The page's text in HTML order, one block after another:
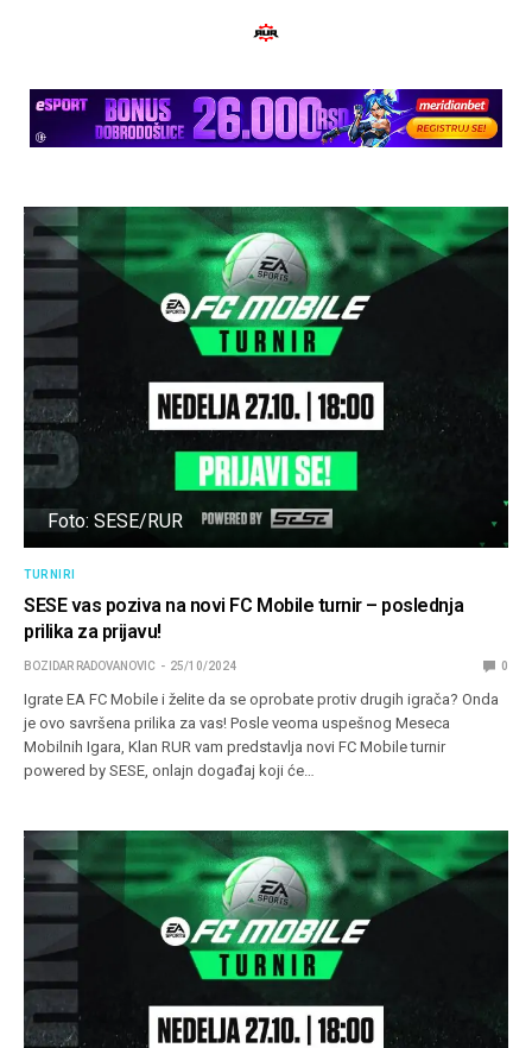
Foto: SESE/RUR
TURNIRI
SESE vas poziva na novi FC Mobile turnir – poslednja
prilika za prijavu!
BOZIDAR RADOVANOVIC 25/10/2024 0
Igrate EA FC Mobile i želite da se oprobate protiv drugih igrača? Onda
je ovo savršena prilika za vas! Posle veoma uspešnog Meseca
Mobilnih Igara, Klan RUR vam predstavlja novi FC Mobile turnir
powered by SESE, onlajn događaj koji će…